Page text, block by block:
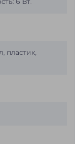
пластик,